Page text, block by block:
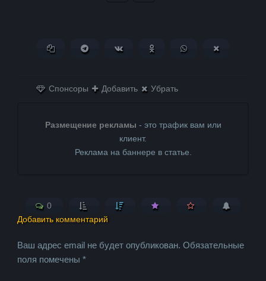
Копировать ссылкуПоделиться в Telegram
Поделиться ВКонтактеПоделиться в
Поделиться в
Спонсоры Добавить Убрать
Размещение рекламы - это трафик вам или
клиент.
Реклама на баннере в статье.
0
Добавить комментарий
Ваш адрес email не будет опубликован. Обязательные
поля помечены*